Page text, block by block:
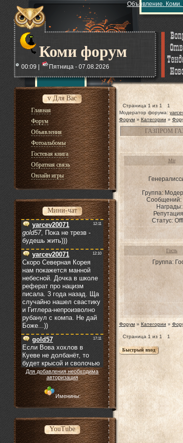
Коми форум
Объявление.
00:09 |
Пятница - 07.08.2026
v Для Вас
Главная
Форум
Объявления
Фотоальбомы
Гостевая книга
Обратная связь
Онлайн игры
Мини-чат
Для добавления необходима
авторизация
Именины:
YouTube
Страница 1 из 1
1
Модератор форума:
Форум » Категории »
ГАЗПРОМ
Mir
Группа:
Сообщений:
Награды:
Статус:
Гость
Группа:
Форум » Категории »
Страница1 из 1 1